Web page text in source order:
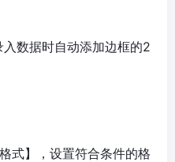
式】，设置符合条件的格